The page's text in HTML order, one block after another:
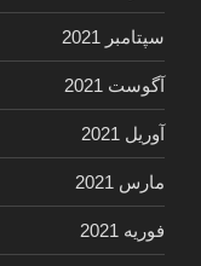
سپتامبر 2021
آگوست 2021
آوریل 2021
مارس 2021
فوریه 2021